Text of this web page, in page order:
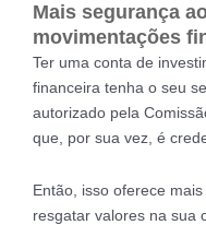
Mais segurança
movimentações
Ter uma conta de
financeira tenha o seu
autorizado pela
que, por sua vez, é
Então, isso oferece
resgatar valores na sua